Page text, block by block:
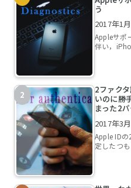
う
2017年1
Appleサポ
伴い，
2ファク
いのに勝
まった2
2017年3
Apple ID
定したつ